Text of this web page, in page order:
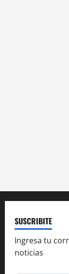
SUSCRIBITE
Ingresa tu
noticias